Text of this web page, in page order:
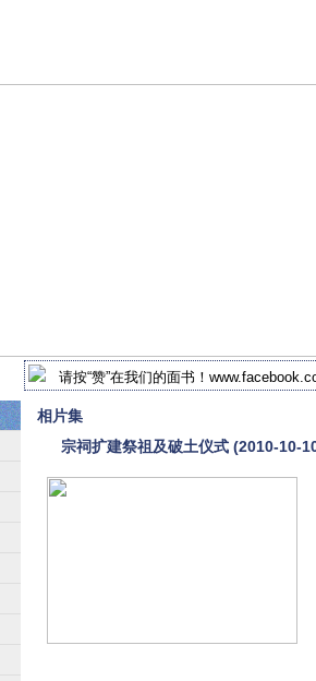
2018-2019年 北马谢氏宗祠新届执监委
请按“赞”在我们的面书！
相片集
宗祠扩建祭祖及破土仪式 (2010-10-